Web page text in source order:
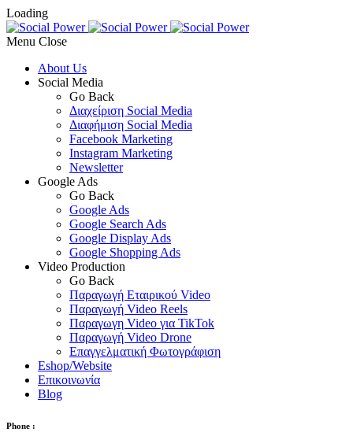
Loading
Menu
About Us
Social Media
Go Back
Διαχείριση Social Media
Διαφήμιση Social Media
Facebook Marketing
Instagram Marketing
Newsletter
Google Ads
Go Back
Google Ads
Google Search Ads
Google Display Ads
Google Shopping Ads
Video Production
Go Back
Παραγωγή Εταιρικού Video
Παραγωγή Video Reels
Παραγωγη Video για TikTok
Παραγωγή Video Drone
Επαγγελματική Φωτογράφιση
Eshop/Website
Επικοινωνία
Blog
Phone :